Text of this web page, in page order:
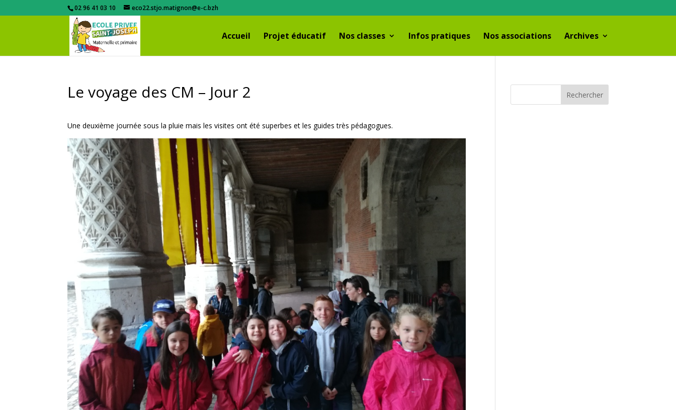
02 96 41 03 10 eco22.stjo.matignon@e-c.bzh
Accueil Projet éducatif Nos classes Infos pratiques Nos associations Archives
Le voyage des CM – Jour 2
Une deuxième journée sous la pluie mais les visites ont été superbes et les guides très pédagogues.